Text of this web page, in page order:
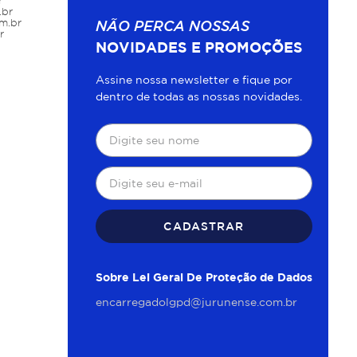
de aplicação.
PVC e outros materiais. A qualidade
limpos e com menor esforço.
a precisão. Em trabalhos que
versatilidade permite cortar, prender,
especialmente em uso prolongado. Em
maior proteção durante o trabalho.
NÃO PERCA NOSSAS
NOVIDADES E PROMOÇÕES
Assine nossa newsletter e fique por
dentro de todas as nossas novidades.
CADASTRAR
Sobre Lei Geral De Proteção de Dados
encarregadolgpd@jurunense.com.br